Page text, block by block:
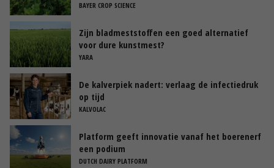
BAYER CROP SCIENCE
Zijn bladmeststoffen een goed alternatief
voor dure kunstmest?
YARA
De kalverpiek nadert: verlaag de infectiedruk
op tijd
KALVOLAC
Platform geeft innovatie vanaf het boerenerf
een podium
DUTCH DAIRY PLATFORM